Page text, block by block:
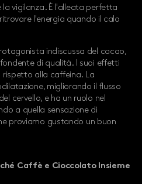
vigilanza. È l'alleata perfetta
l'energia quando il calo
indiscussa del cacao,
di qualità. I suoi effetti
rispetto alla caffeina. La
migliorando il flusso
cervello, e ha un ruolo nel
a quella sensazione di
proviamo gustando un buon
Caffè e Cioccolato Insieme